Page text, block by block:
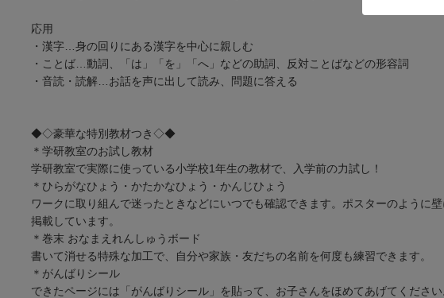
応用
・漢字…身の回りにある漢字を中心に親しむ
・ことば…動詞、「は」「を」「へ」などの助詞、反対ことばなどの形容詞
・音読・読解…お話を声に出して読み、問題に答える
◆◇豪華な特別教材つき◇◆
＊学研教室のお試し教材
学研教室で実際に使っている小学校1年生の教材で、入学前の力試し！
＊ひらがなひょう・かたかなひょう・かんじひょう
ワークに取り組んで迷ったときなどにいつでも確認できます。ポスターのように
掲載しています。
＊巻末 おなまえれんしゅうボード
書いて消せる特殊な加工で、自分や家族・友だちの名前を何度も練習できます。
＊がんばりシール
できたページには「がんばりシール」を貼って、お子さんをほめてあげてくださ